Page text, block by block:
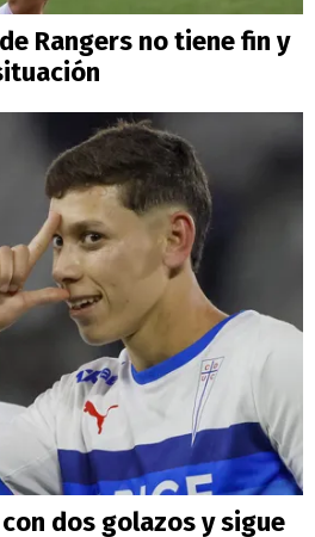
Rangers no tiene fin y
dos golazos y sigue